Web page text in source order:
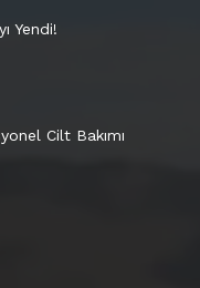
Yendi!
Cilt Bakımı